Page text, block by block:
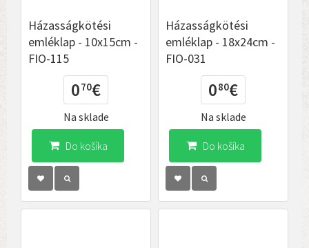
Házasságkötési
emléklap - 10x15cm -
FIO-115
070€
Do košíka
Na sklade
Házasságkötési
emléklap - 18x24cm -
FIO-031
080€
Do košíka
Na sklade